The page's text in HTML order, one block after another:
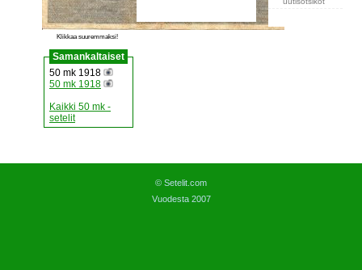
Klikkaa suuremmaksi!
Samankaltaiset
50 mk 1918
50 mk 1918
Kaikki 50 mk -
setelit
© Setelit.com
Vuodesta 2007